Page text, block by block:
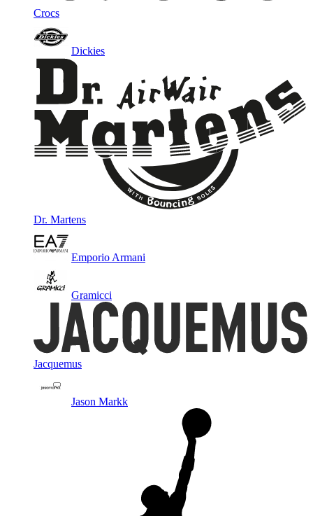
Crocs
Dickies
Dr. Martens
Emporio Armani
Gramicci
Jacquemus
Jason Markk